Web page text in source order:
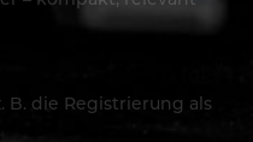
die Registrierung als